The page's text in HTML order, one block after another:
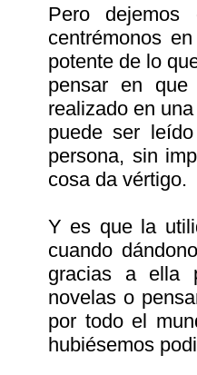
Pero
centrémonos
potente de lo
pensar en
realizado en
puede ser
persona, sin
cosa da vértigo.
Y es que la
cuando
gracias a ella
novelas o
por todo el
hubiésemos